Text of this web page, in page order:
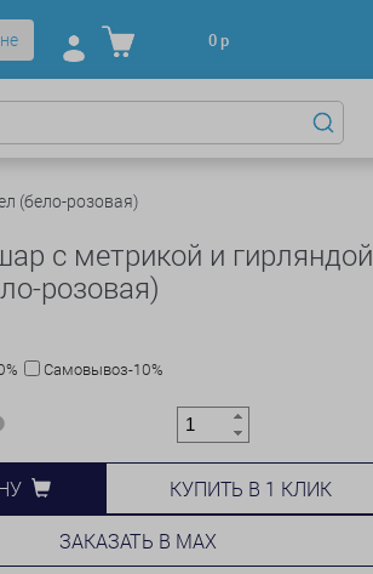
0р
(бело-розовая)
с метрикой и гирляндой
розовая)
Самовывоз-10%
КУПИТЬ В 1 КЛИК
ЗАКАЗАТЬ В MAX